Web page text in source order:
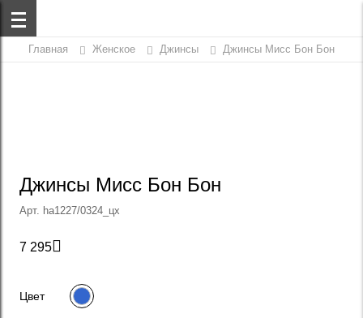
Главная Женское Джинсы Джинсы Мисс Бон Бон
Джинсы Мисс Бон Бон
Арт. ha1227/0324_цх
7 295
Цвет